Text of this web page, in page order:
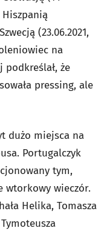
Hiszpanią
(23.06.2021,
na
że
pressing, ale
dużo miejsca na
Portugalczyk
tym,
wtorkowy wieczór.
Helika, Tomasza